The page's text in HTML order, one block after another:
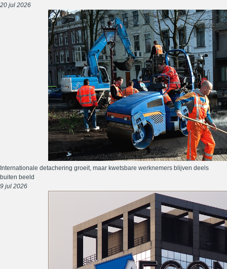
20 jul 2026
Internationale detachering groeit, maar kwetsbare werknemers blijven deels
buiten beeld
9 jul 2026